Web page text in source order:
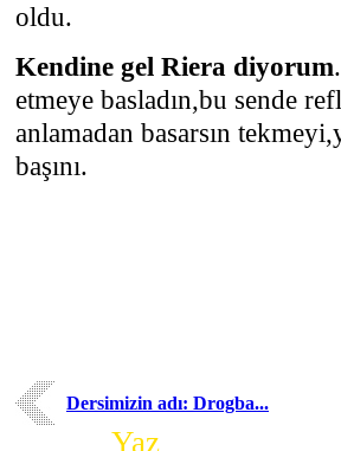
oldu.
Kendine gel Riera diyorum
etmeye basladın,bu sende
anlamadan basarsın
başını.
Dersimizin adı: Drogba...
Yaz